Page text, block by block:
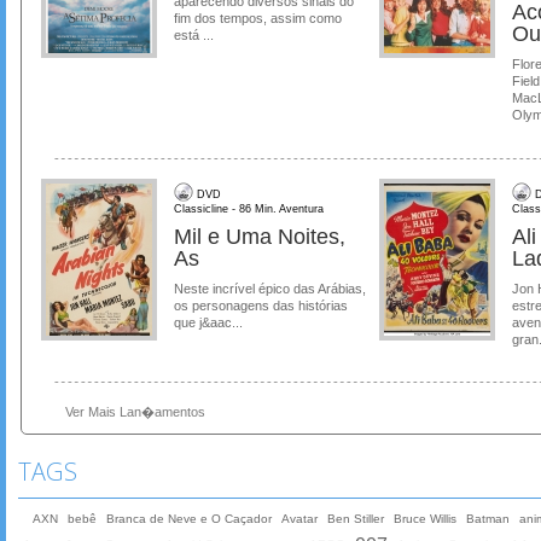
fim dos tempos, assim como
está ...
DVD
Classicline - 86 Min. Aventura
Mil e Uma Noites,
As
Neste incrível épico das Arábias,
os personagens das histórias
que j&aac...
Ali
Jon
Ver Mais Lan�amentos
TAGS
AXN bebê Branca de Neve e O Caçador Avatar Ben Stiller Bruce Willis Batman